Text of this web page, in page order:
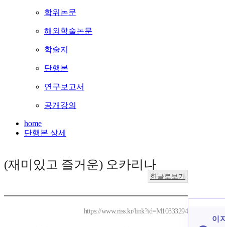
학위논문
해외학술논문
학술지
단행본
연구보고서
공개강의
home
단행본 상세
(재미있고 즐거운) 오카리나
한글로보기
https://www.riss.kr/link?id=M10333294
이